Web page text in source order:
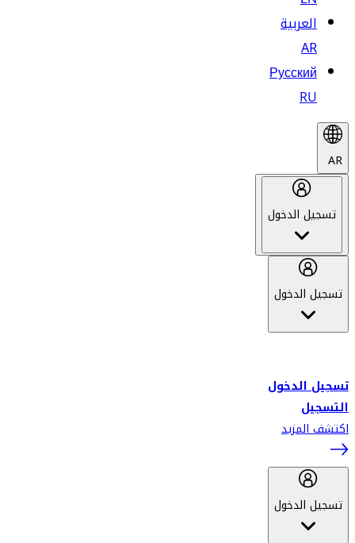
العربية
AR
Русский
RU
AR
تسجيل الدخول
تسجيل الدخول
تسجيل الدخول
التسجيل
اكتشف المزيد
تسجيل الدخول